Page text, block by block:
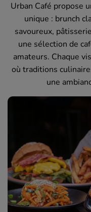
Urban Café propose
unique : brunch
savoureux,
une sélection de
amateurs. Chaque
où traditions
une